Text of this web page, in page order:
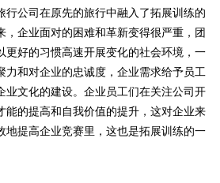
行公司在原先的旅行中融入了拓展训练的
，企业面对的困难和革新变得很严重，团
更好的习惯高速开展变化的社会环境，一
力和对企业的忠诚度，企业需求给予员工
业文化的建设。企业员工们在关注公司开
能的提高和自我价值的提升，这对企业来
地提高企业竞赛里，这也是拓展训练的一